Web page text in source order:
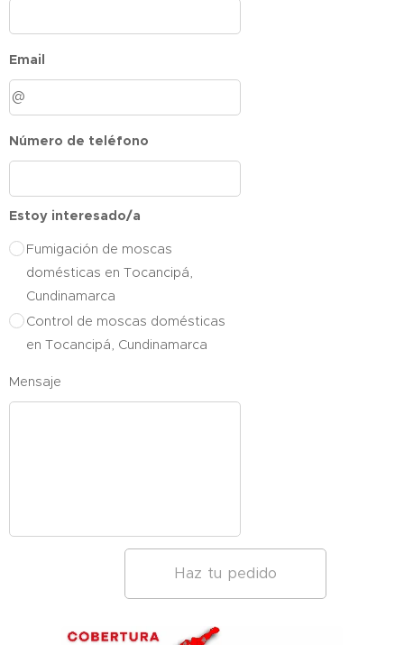
Email
Número de teléfono
Estoy interesado/a
Fumigación de moscas
domésticas en Tocancipá,
Cundinamarca
Control de moscas domésticas
en Tocancipá, Cundinamarca
Mensaje
Haz tu pedido